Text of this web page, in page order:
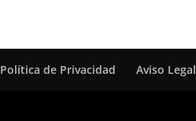
Política de Privacidad Aviso Legal